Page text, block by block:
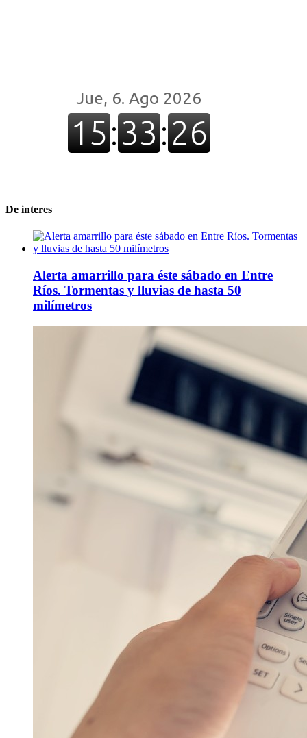
De interes
Alerta amarrillo para éste sábado en Entre
Ríos. Tormentas y lluvias de hasta 50
milímetros